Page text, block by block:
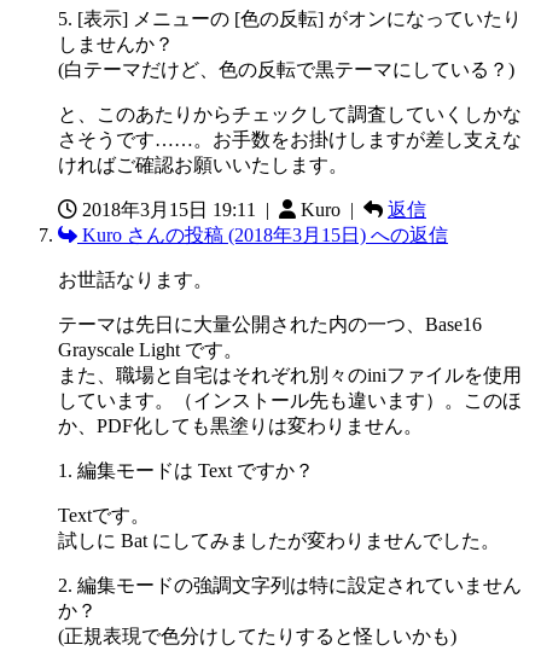
5. [表示] メニューの [色の反転] がオンになっていたり
しませんか？
(白テーマだけど、色の反転で黒テーマにしている？)
と、このあたりからチェックして調査していくしかな
さそうです……。お手数をお掛けしますが差し支えな
ければご確認お願いいたします。
2018年3月15日 19:11 | Kuro |
返信
Kuro さんの投稿 (2018年3月15日) への返信
お世話なります。
テーマは先日に大量公開された内の一つ、Base16
Grayscale Light です。
また、職場と自宅はそれぞれ別々のiniファイルを使用
しています。（インストール先も違います）。このほ
か、PDF化しても黒塗りは変わりません。
1. 編集モードは Text ですか？
Textです。
試しに Bat にしてみましたが変わりませんでした。
2. 編集モードの強調文字列は特に設定されていません
か？
(正規表現で色分けしてたりすると怪しいかも)